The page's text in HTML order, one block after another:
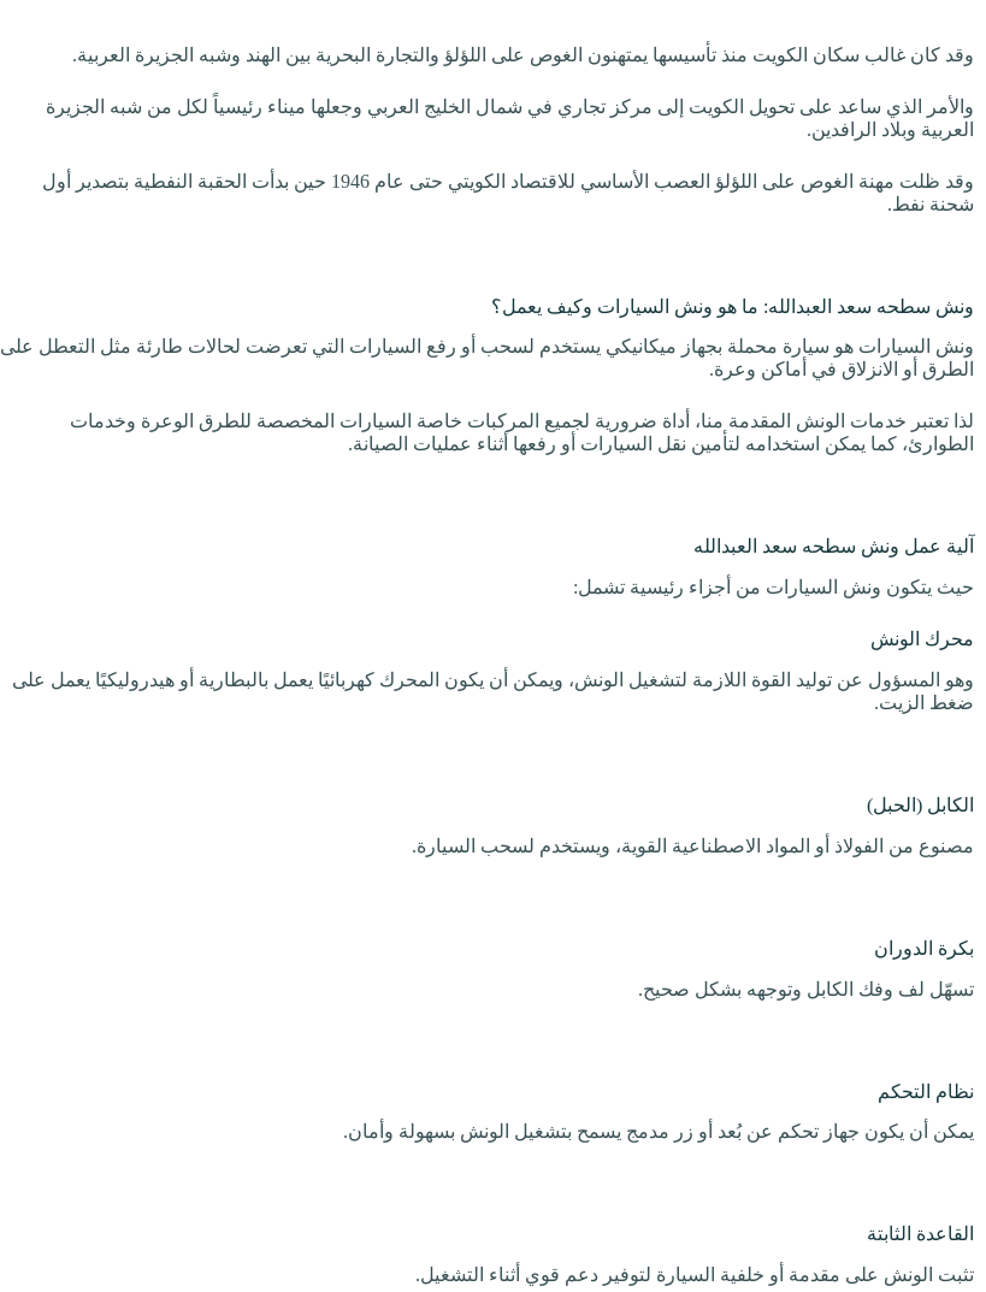
وقد كان غالب سكان الكويت منذ تأسيسها يمتهنون الغوص على اللؤلؤ والتجارة البحرية بين الهند وشبه الجزيرة العربية.
والأمر الذي ساعد على تحويل الكويت إلى مركز تجاري في شمال الخليج العربي وجعلها ميناء رئيسياً لكل من شبه الجزيرة
العربية وبلاد الرافدين.
وقد ظلت مهنة الغوص على اللؤلؤ العصب الأساسي للاقتصاد الكويتي حتى عام 1946 حين بدأت الحقبة النفطية بتصدير أول
شحنة نفط.
ونش سطحه سعد العبدالله: ما هو ونش السيارات وكيف يعمل؟
ونش السيارات هو سيارة محملة بجهاز ميكانيكي يستخدم لسحب أو رفع السيارات التي تعرضت لحالات طارئة مثل التعطل على
الطرق أو الانزلاق في أماكن وعرة.
لذا تعتبر خدمات الونش المقدمة منا، أداة ضرورية لجميع المركبات خاصة السيارات المخصصة للطرق الوعرة وخدمات
الطوارئ، كما يمكن استخدامه لتأمين نقل السيارات أو رفعها أثناء عمليات الصيانة.
آلية عمل ونش سطحه سعد العبدالله
حيث يتكون ونش السيارات من أجزاء رئيسية تشمل:
محرك الونش
وهو المسؤول عن توليد القوة اللازمة لتشغيل الونش، ويمكن أن يكون المحرك كهربائيًا يعمل بالبطارية أو هيدروليكيًا يعمل على
ضغط الزيت.
الكابل (الحبل)
مصنوع من الفولاذ أو المواد الاصطناعية القوية، ويستخدم لسحب السيارة.
بكرة الدوران
تسهّل لف وفك الكابل وتوجهه بشكل صحيح.
نظام التحكم
يمكن أن يكون جهاز تحكم عن بُعد أو زر مدمج يسمح بتشغيل الونش بسهولة وأمان.
القاعدة الثابتة
تثبت الونش على مقدمة أو خلفية السيارة لتوفير دعم قوي أثناء التشغيل.